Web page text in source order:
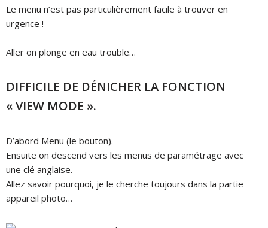
Le menu n’est pas particulièrement facile à trouver en
urgence !
Aller on plonge en eau trouble…
DIFFICILE DE DÉNICHER LA FONCTION
« VIEW MODE ».
D’abord Menu (le bouton).
Ensuite on descend vers les menus de paramétrage avec
une clé anglaise.
Allez savoir pourquoi, je le cherche toujours dans la partie
appareil photo…